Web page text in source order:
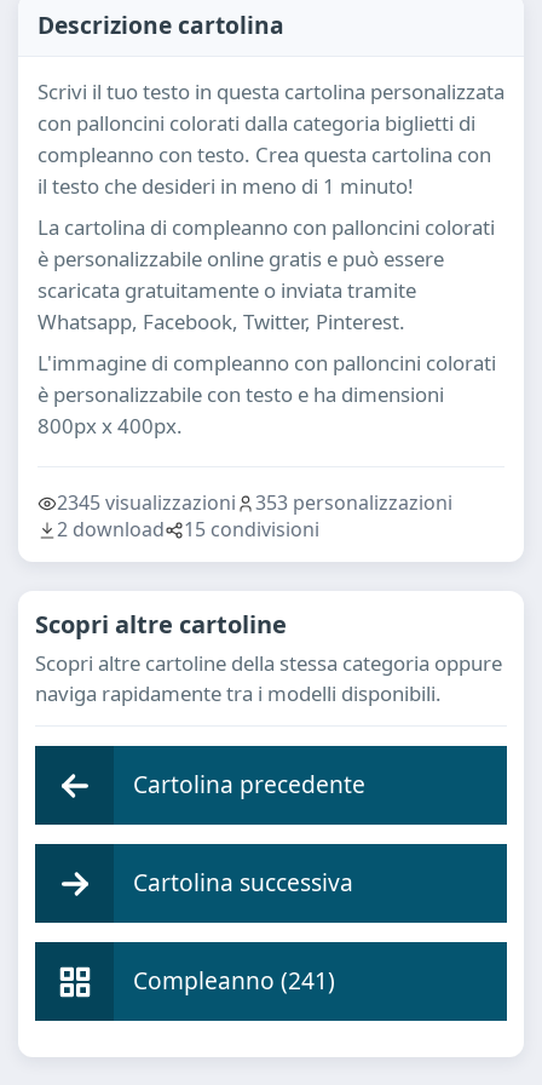
Descrizione cartolina
Scrivi il tuo testo in questa cartolina personalizzata
con palloncini colorati dalla categoria biglietti di
compleanno con testo. Crea questa cartolina con
il testo che desideri in meno di 1 minuto!
La cartolina di compleanno con palloncini colorati
è personalizzabile online gratis e può essere
scaricata gratuitamente o inviata tramite
Whatsapp, Facebook, Twitter, Pinterest.
L'immagine di compleanno con palloncini colorati
è personalizzabile con testo e ha dimensioni
800px x 400px.
2345 visualizzazioni
353 personalizzazioni
2 download
15 condivisioni
Scopri altre cartoline
Scopri altre cartoline della stessa categoria oppure
naviga rapidamente tra i modelli disponibili.
Cartolina precedente
Cartolina successiva
Compleanno (241)